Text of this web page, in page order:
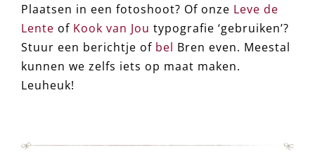
Plaatsen in een fotoshoot? Of onze Leve de
Lente of Kook van Jou typografie ‘gebruiken’?
Stuur een berichtje of bel Bren even. Meestal
kunnen we zelfs iets op maat maken.
Leuheuk!